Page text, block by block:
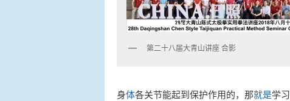
第二十八届大青山讲座 合影
身体各关节能起到保护作用的，那就是学